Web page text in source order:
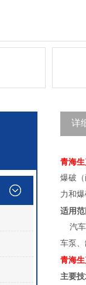
详
青海
爆破
力和
适用
汽车
车泵
青海
主要